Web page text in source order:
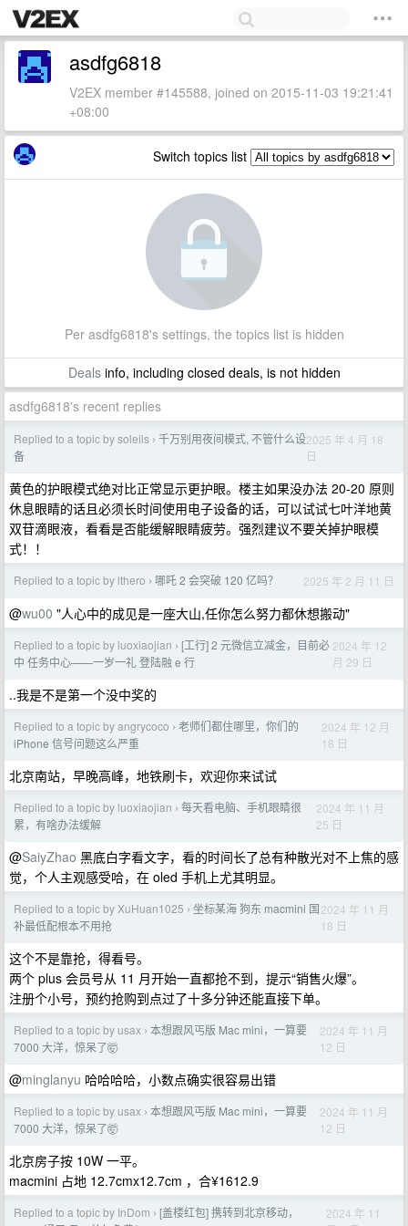
asdfg6818
V2EX member #145588, joined on 2015-11-03 19:21:41
+08:00
Switch topics list
Per asdfg6818's settings, the topics list is hidden
Dealsinfo, including closed deals, is not hidden
asdfg6818's recent replies
Replied to a topic by soleils › 千万别用夜间模式, 不管什么设
备
2025 年 4 月 18
日
黄色的护眼模式绝对比正常显示更护眼。楼主如果没办法 20-20 原则
休息眼睛的话且必须长时间使用电子设备的话，可以试试七叶洋地黄
双苷滴眼液，看看是否能缓解眼睛疲劳。强烈建议不要关掉护眼模
式！！
Replied to a topic by lthero › 哪吒 2 会突破 120 亿吗？ 2025 年 2 月 11 日
@wu00 "人心中的成见是一座大山,任你怎么努力都休想搬动"
Replied to a topic by luoxiaojian › [工行] 2 元微信立减金，目前必
中 任务中心——一岁一礼 登陆融 e 行
2024 年 12
月 29 日
..我是不是第一个没中奖的
Replied to a topic by angrycoco › 老师们都住哪里，你们的
iPhone 信号问题这么严重
2024 年 12 月
18 日
北京南站，早晚高峰，地铁刷卡，欢迎你来试试
Replied to a topic by luoxiaojian › 每天看电脑、手机眼睛很
累，有啥办法缓解
2024 年 11 月
25 日
@SaiyZhao 黑底白字看文字，看的时间长了总有种散光对不上焦的感
觉，个人主观感受哈，在 oled 手机上尤其明显。
Replied to a topic by XuHuan1025 › 坐标某海 狗东 macmini 国
补最低配根本不用抢
2024 年 11 月
18 日
这个不是靠抢，得看号。
两个 plus 会员号从 11 月开始一直都抢不到，提示“销售火爆”。
注册个小号，预约抢购到点过了十多分钟还能直接下单。
Replied to a topic by usax › 本想跟风丐版 Mac mini，一算要
7000 大洋，惊呆了🤯
2024 年 11 月
12 日
@minglanyu 哈哈哈哈，小数点确实很容易出错
Replied to a topic by usax › 本想跟风丐版 Mac mini，一算要
7000 大洋，惊呆了🤯
2024 年 11 月
12 日
北京房子按 10W 一平。
macmini 占地 12.7cmx12.7cm ，合¥1612.9
Replied to a topic by InDom › [盖楼红包] 携转到北京移动，
2024 年 11